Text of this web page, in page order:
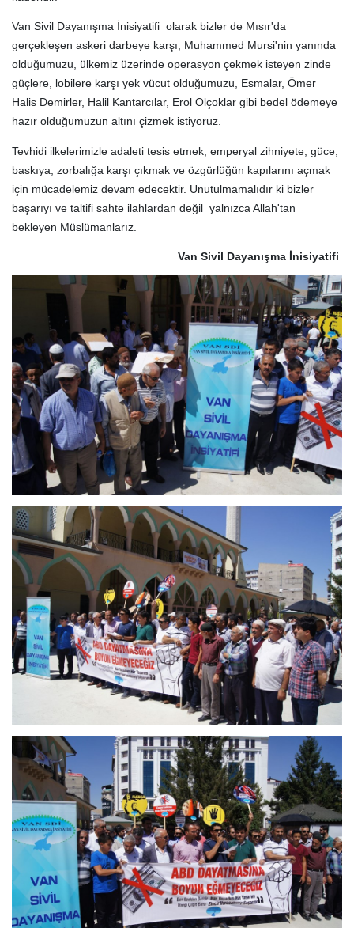
Van Sivil Dayanışma İnisiyatifi olarak bizler de Mısır'da
gerçekleşen askeri darbeye karşı, Muhammed Mursi'nin yanında
olduğumuzu, ülkemiz üzerinde operasyon çekmek isteyen zinde
güçlere, lobilere karşı yek vücut olduğumuzu, Esmalar, Ömer
Halis Demirler, Halil Kantarcılar, Erol Olçoklar gibi bedel ödemeye
hazır olduğumuzun altını çizmek istiyoruz.
Tevhidi ilkelerimizle adaleti tesis etmek, emperyal zihniyete, güce,
baskıya, zorbalığa karşı çıkmak ve özgürlüğün kapılarını açmak
için mücadelemiz devam edecektir. Unutulmamalıdır ki bizler
başarıyı ve taltifi sahte ilahlardan değil yalnızca Allah'tan
bekleyen Müslümanlarız.
Van Sivil Dayanışma İnisiyatifi